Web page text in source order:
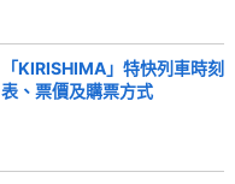
「KIRISHIMA」特快列車時刻
表、票價及購票方式